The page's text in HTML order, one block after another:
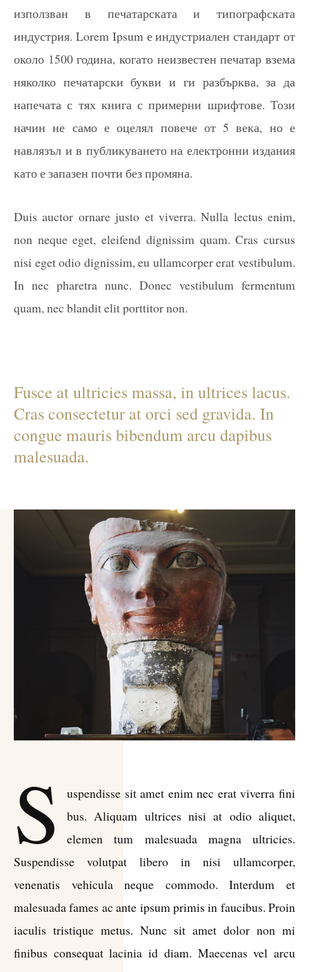
използван в печатарската и типографската
индустрия. Lorem Ipsum е индустриален стандарт от
около 1500 година, когато неизвестен печатар взема
няколко печатарски букви и ги разбърква, за да
напечата с тях книга с примерни шрифтове. Този
начин не само е оцелял повече от 5 века, но е
навлязъл и в публикуването на електронни издания
като е запазен почти без промяна.
Duis auctor ornare justo et viverra. Nulla lectus enim,
non neque eget, eleifend dignissim quam. Cras cursus
nisi eget odio dignissim, eu ullamcorper erat vestibulum.
In nec pharetra nunc. Donec vestibulum fermentum
quam, nec blandit elit porttitor non.
Fusce at ultricies massa, in ultrices lacus.
Cras consectetur at orci sed gravida. In
congue mauris bibendum arcu dapibus
malesuada.
S
uspendisse sit amet enim nec erat viverra fini
bus. Aliquam ultrices nisi at odio aliquet,
elemen tum malesuada magna ultricies.
Suspendisse volutpat libero in nisi ullamcorper,
venenatis vehicula neque commodo. Interdum et
malesuada fames ac ante ipsum primis in faucibus. Proin
iaculis tristique metus. Nunc sit amet dolor non mi
finibus consequat lacinia id diam. Maecenas vel arcu